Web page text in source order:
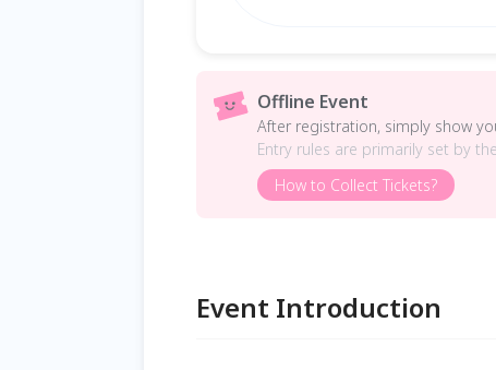
Offline Event
After registration, simply show
Entry rules are primarily set by
How to Collect Tickets?
Event Introduction